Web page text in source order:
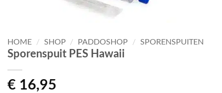
HOME / SHOP / PADDOSHOP / SPORENSPUITEN
Sporenspuit PES Hawaii
€ 16,95